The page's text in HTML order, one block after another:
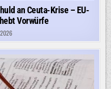
an Ceuta-Krise – EU-
Vorwürfe